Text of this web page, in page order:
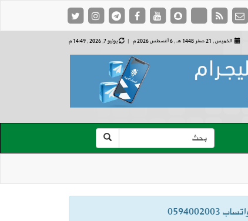
الخميس , 21 صفر 1448 هـ , 6 أغسطس 2026 م | يونيو 7, 2026 , 14:49 م